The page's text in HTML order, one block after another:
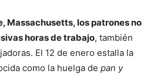
Massachusetts, los patrones no
horas de trabajo, también
El 12 de enero estalla la
como la huelga de pan y